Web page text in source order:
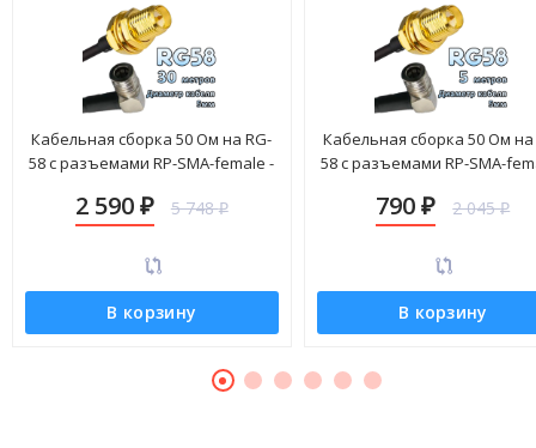
Кабельная сборка 50 Ом на RG-
58 с разъемами RP-SMA-female -
2 590 ₽ 5 748₽
В корзину
Кабельная сборка 50 Ом на
58 с разъемами RP-SMA-
790₽ 2 045₽
В корзину